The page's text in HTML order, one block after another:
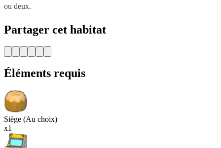
ou deux.
Partager cet habitat
Éléments requis
Siège (Au choix)
x1